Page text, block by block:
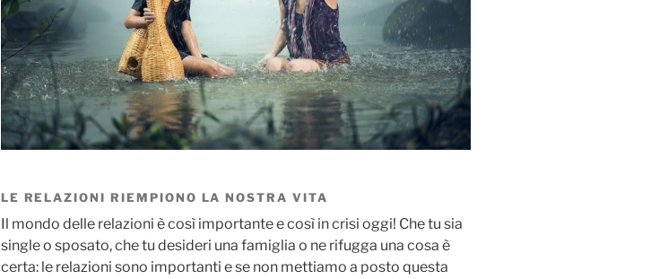
LE RELAZIONI RIEMPIONO LA NOSTRA VITA
Il mondo delle relazioni è così importante e così in crisi oggi! Che tu sia
single o sposato, che tu desideri una famiglia o ne rifugga una cosa è
certa: le relazioni sono importanti e se non mettiamo a posto questa